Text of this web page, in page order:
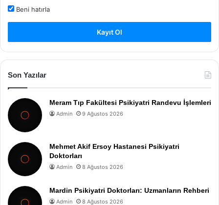
Beni hatırla
Kayıt Ol
Son Yazılar
Meram Tıp Fakültesi Psikiyatri Randevu İşlemleri
Admin 9 Ağustos 2026
Mehmet Akif Ersoy Hastanesi Psikiyatri
Doktorları
Admin 8 Ağustos 2026
Mardin Psikiyatri Doktorları: Uzmanların Rehberi
Admin 8 Ağustos 2026